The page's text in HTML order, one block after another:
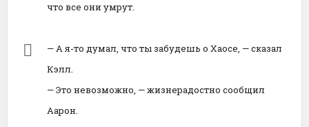
что все они умрут.
— А я-то думал, что ты забудешь о Хаосе, — сказал
Кэлл.
— Это невозможно, — жизнерадостно сообщил
Аарон.